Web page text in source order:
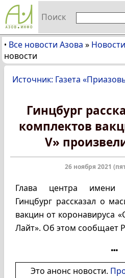
Поиск
• Все новости Азова »
новости
Источник: Газета
Гинцбург
комплектов
V»
26 ноября 2021
Глава центра имени
Гинцбург рассказал о
вакцин от коронавируса
Лайт». Об этом сообщает
Это анонс новости.